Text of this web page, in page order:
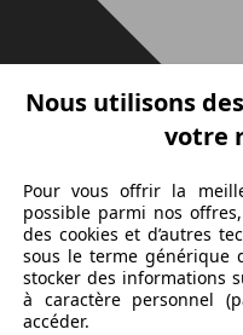
Nous utilisons
votre
Pour vous offrir la
possible parmi nos
des cookies et d’autres
sous le terme générique
stocker des informations
à caractère personnel
accéder.